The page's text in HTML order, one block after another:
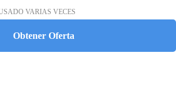
VARIAS VECES
Obtener Oferta